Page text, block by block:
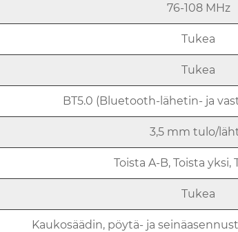
76-108 MHz
Tukea
Tukea
BT5.0 (Bluetooth-lähetin- ja
3,5 mm tulo/
Toista A-B, Toista yksi,
Tukea
Kaukosäädin, pöytä- ja